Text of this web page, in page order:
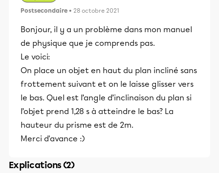
Postsecondaire • 28 octobre 2021
Bonjour, il y a un problème dans mon manuel
de physique que je comprends pas.
Le voici:
On place un objet en haut du plan incliné sans
frottement suivant et on le laisse glisser vers
le bas. Quel est l’angle d’inclinaison du plan si
l’objet prend 1,28 s à atteindre le bas? La
hauteur du prisme est de 2m.
Merci d'avance :)
Explications (2)